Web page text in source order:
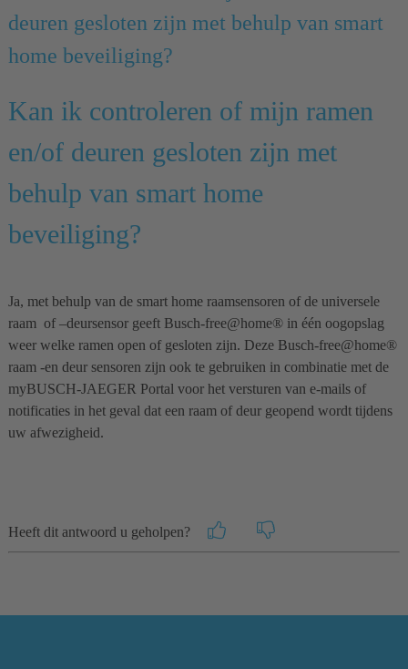
deuren gesloten zijn met behulp van smart
home beveiliging?
Kan ik controleren of mijn ramen
en/of deuren gesloten zijn met
behulp van smart home
beveiliging?
Ja, met behulp van de smart home raamsensoren of de universele
raam of –deursensor geeft Busch-free@home® in één oogopslag
weer welke ramen open of gesloten zijn. Deze Busch-free@home®
raam -en deur sensoren zijn ook te gebruiken in combinatie met de
myBUSCH-JAEGER Portal voor het versturen van e-mails of
notificaties in het geval dat een raam of deur geopend wordt tijdens
uw afwezigheid.
Heeft dit antwoord u geholpen?